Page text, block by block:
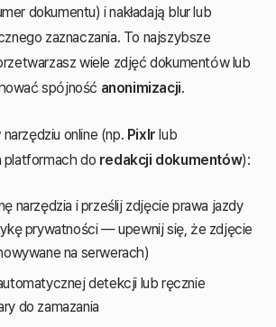
dokumentu) i nakładają blur lub
zaznaczania. To najszybsze
wiele zdjęć dokumentów lub
spójność anonimizacji.
online (np. Pixlr lub
do redakcji dokumentów):
narzędzia i prześlij zdjęcie prawa jazdy
prywatności — upewnij się, że zdjęcie
na serwerach)
detekcji lub ręcznie
do zamazania